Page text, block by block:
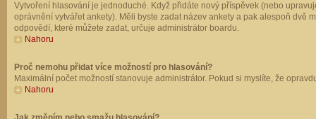
Vytvoření hlasování je jednoduché. Když přidáte nový příspěvek (nebo
oprávnění vytvářet ankety). Měli byste zadat název ankety a pak alespoň dvě
odpovědí, které můžete zadat, určuje administrátor boardu.
Nahoru
Proč nemohu přidat více možností pro hlasování?
Maximální počet možností stanovuje administrátor. Pokud si myslíte, že
Nahoru